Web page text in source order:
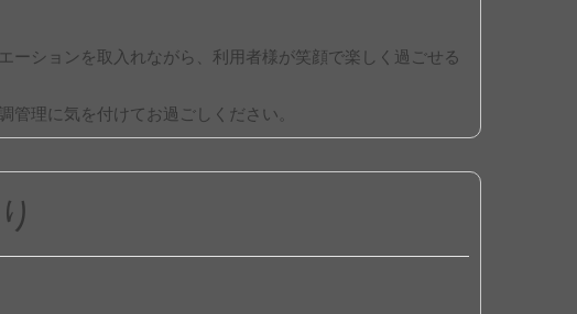
ーションを取入れながら、利用者様が笑顔で楽しく過ごせる
理に気を付けてお過ごしください。